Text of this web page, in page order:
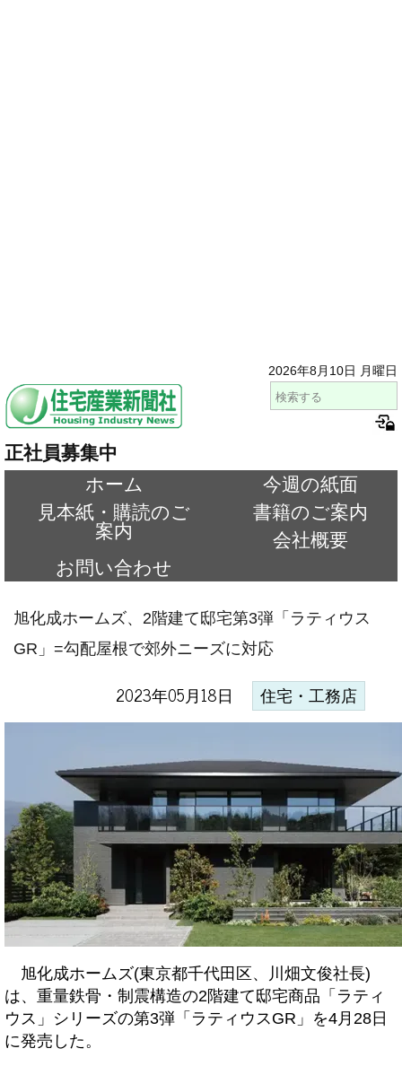
2026年8月10日 月曜日
正社員募集中
ホーム
今週の紙面
見本紙・購読のご
案内
書籍のご案内
会社概要
お問い合わせ
旭化成ホームズ、2階建て邸宅第3弾「ラティウス
GR」=勾配屋根で郊外ニーズに対応
2023年05月18日 住宅・工務店
旭化成ホームズ(東京都千代田区、川畑文俊社長)
は、重量鉄骨・制震構造の2階建て邸宅商品「ラティ
ウス」シリーズの第3弾「ラティウスGR」を4月28日
に発売した。